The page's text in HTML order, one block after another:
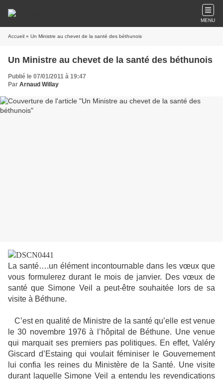
MENU
Accueil » Un Ministre au chevet de la santé des béthunois
Un Ministre au chevet de la santé des béthunois
Publié le 07/01/2011 à 19:47
Par Arnaud Willay
La santé….un élément incontournable dans les vœux que
vous formulerez durant le mois de janvier. Des vœux de
santé que Simone Veil a peut-être souhaitée lors de sa
visite à Béthune.
C’est en qualité de Ministre de la santé qu’elle est venue
le 30 novembre 1976 à l’hôpital de Béthune. Une venue
qui marquait ses premiers pas politiques. En effet, Valéry
Giscard d’Estaing qui voulait féminiser le Gouvernement
lui confia les reines du Ministère de la Santé. Une visite
durant laquelle Simone Veil a entendu les revendications